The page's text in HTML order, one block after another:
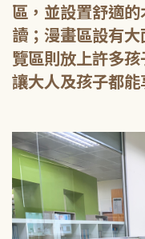
區，並設置舒適
讀；漫畫區設有
覽區則放上許多孩
讓大人及孩子都能